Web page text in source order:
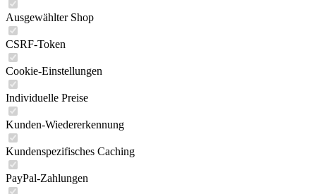
Ausgewählter Shop
CSRF-Token
Cookie-Einstellungen
Individuelle Preise
Kunden-Wiedererkennung
Kundenspezifisches Caching
PayPal-Zahlungen